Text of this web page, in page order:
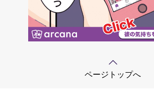
ページトップへ